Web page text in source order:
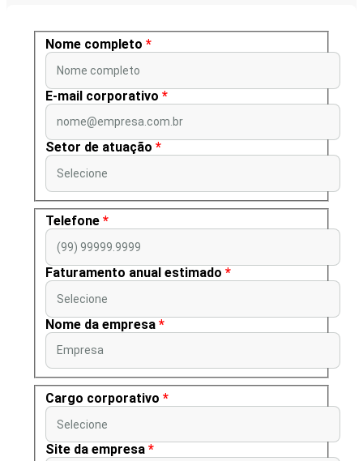
Nome completo *
Nome completo
E-mail corporativo *
nome@empresa.com.br
Setor de atuação *
Selecione
Telefone *
(99) 99999.9999
Faturamento anual estimado *
Selecione
Nome da empresa *
Empresa
Cargo corporativo *
Selecione
Site da empresa *